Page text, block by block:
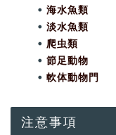
海水魚類
淡水魚類
爬虫類
節足動物
軟体動物門
注意事項